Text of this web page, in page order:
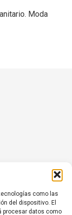
como las
del dispositivo. El
procesar datos como
Moda